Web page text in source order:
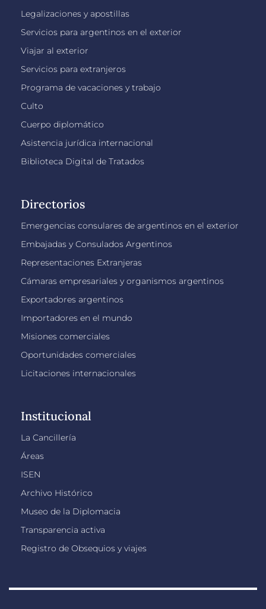
Legalizaciones y apostillas
Servicios para argentinos en el exterior
Viajar al exterior
Servicios para extranjeros
Programa de vacaciones y trabajo
Culto
Cuerpo diplomático
Asistencia jurídica internacional
Biblioteca Digital de Tratados
Directorios
Emergencias consulares de argentinos en el exterior
Embajadas y Consulados Argentinos
Representaciones Extranjeras
Cámaras empresariales y organismos argentinos
Exportadores argentinos
Importadores en el mundo
Misiones comerciales
Oportunidades comerciales
Licitaciones internacionales
Institucional
La Cancillería
Áreas
ISEN
Archivo Histórico
Museo de la Diplomacia
Transparencia activa
Registro de Obsequios y viajes